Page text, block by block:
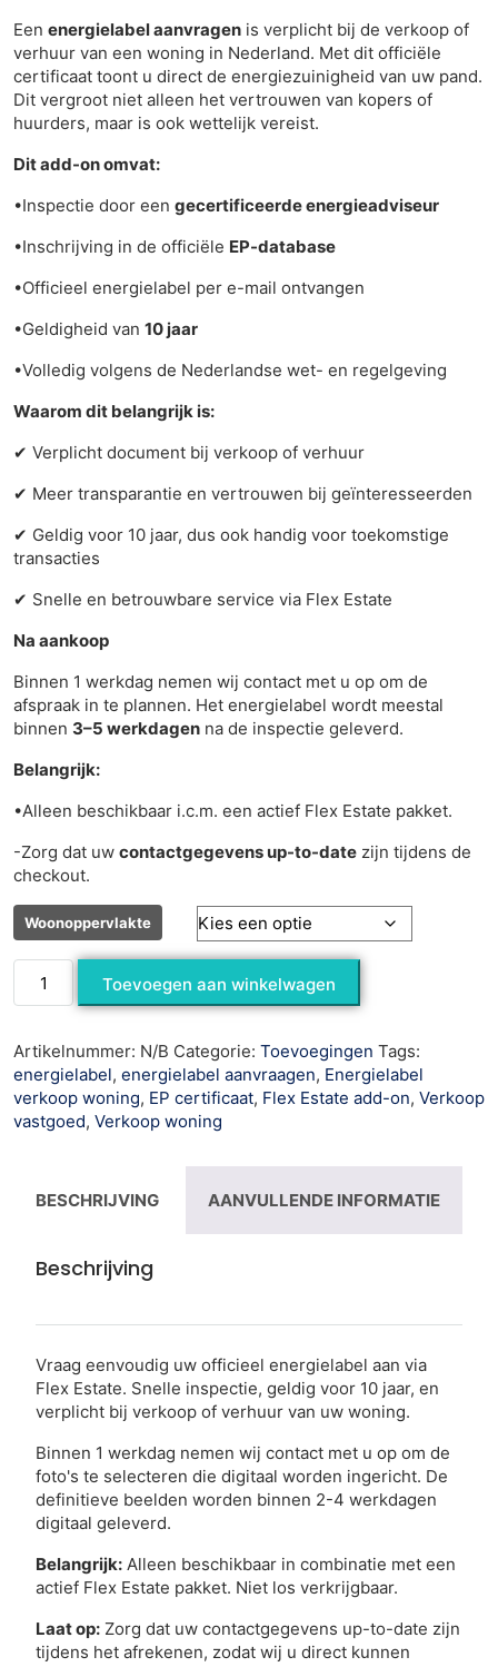
Een energielabel aanvragen is verplicht bij de verkoop of
verhuur van een woning in Nederland. Met dit officiële
certificaat toont u direct de energiezuinigheid van uw pand.
Dit vergroot niet alleen het vertrouwen van kopers of
huurders, maar is ook wettelijk vereist.
Dit add-on omvat:
•Inspectie door een gecertificeerde energieadviseur
•Inschrijving in de officiële EP-database
•Officieel energielabel per e-mail ontvangen
•Geldigheid van 10 jaar
•Volledig volgens de Nederlandse wet- en regelgeving
Waarom dit belangrijk is:
✔ Verplicht document bij verkoop of verhuur
✔ Meer transparantie en vertrouwen bij geïnteresseerden
✔ Geldig voor 10 jaar, dus ook handig voor toekomstige
transacties
✔ Snelle en betrouwbare service via Flex Estate
Na aankoop
Binnen 1 werkdag nemen wij contact met u op om de
afspraak in te plannen. Het energielabel wordt meestal
binnen 3–5 werkdagen na de inspectie geleverd.
Belangrijk:
•Alleen beschikbaar i.c.m. een actief Flex Estate pakket.
-Zorg dat uw contactgegevens up-to-date zijn tijdens de
checkout.
Woonoppervlakte
Toevoegen aan winkelwagen
Artikelnummer: N/B Categorie: Toevoegingen Tags:
energielabel, energielabel aanvraagen, Energielabel
verkoop woning, EP certificaat, Flex Estate add-on, Verkoop
vastgoed, Verkoop woning
BESCHRIJVING AANVULLENDE INFORMATIE
Beschrijving
Vraag eenvoudig uw officieel energielabel aan via
Flex Estate. Snelle inspectie, geldig voor 10 jaar, en
verplicht bij verkoop of verhuur van uw woning.
Binnen 1 werkdag nemen wij contact met u op om de
foto's te selecteren die digitaal worden ingericht. De
definitieve beelden worden binnen 2-4 werkdagen
digitaal geleverd.
Belangrijk: Alleen beschikbaar in combinatie met een
actief Flex Estate pakket. Niet los verkrijgbaar.
Laat op: Zorg dat uw contactgegevens up-to-date zijn
tijdens het afrekenen, zodat wij u direct kunnen